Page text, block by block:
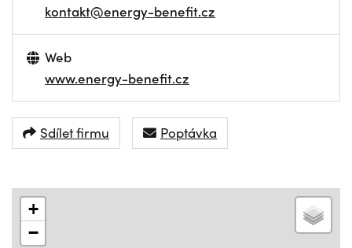
kontakt@energy-benefit.cz
Web
www.energy-benefit.cz
Sdílet firmu Poptávka
+
−